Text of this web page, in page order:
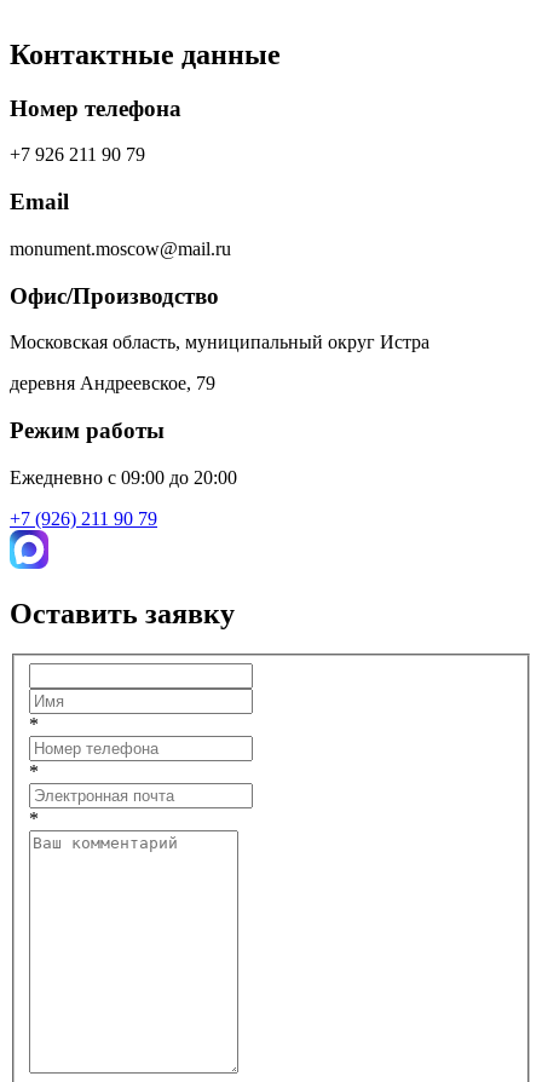
Контактные данные
Номер телефона
+7 926 211 90 79
Email
monument.moscow@mail.ru
Офис/Производство
Московская область, муниципальный округ Истра
деревня Андреевское, 79
Режим работы
Ежедневно с 09:00 до 20:00
+7 (926) 211 90 79
Оставить заявку
*
*
*